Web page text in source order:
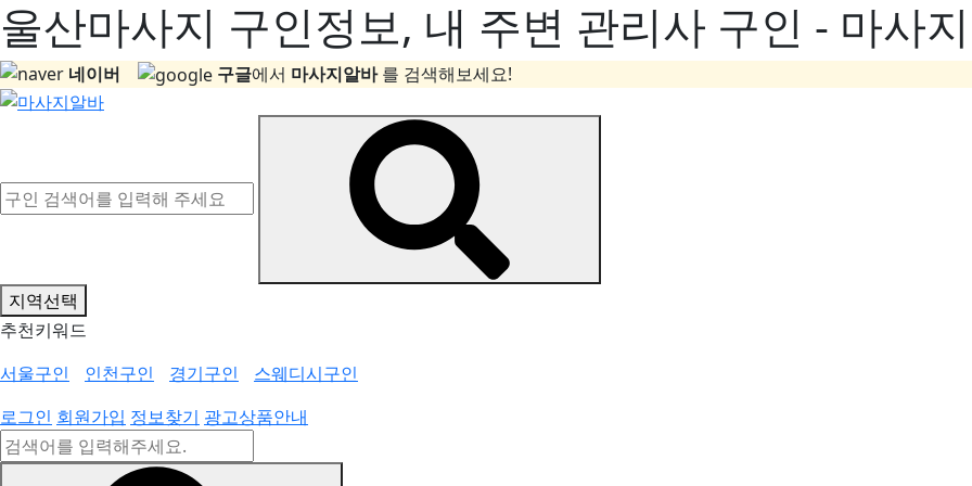
울산마사지 구인정보, 내 주변 관리사 구인 - 마사
네이버 구글에서 마사지알바를 검색해보세요!
지역선택
추천키워드
서울구인
인천구인 경기구인
스웨디시구인
로그인 회원가입 정보찾기 광고상품안내